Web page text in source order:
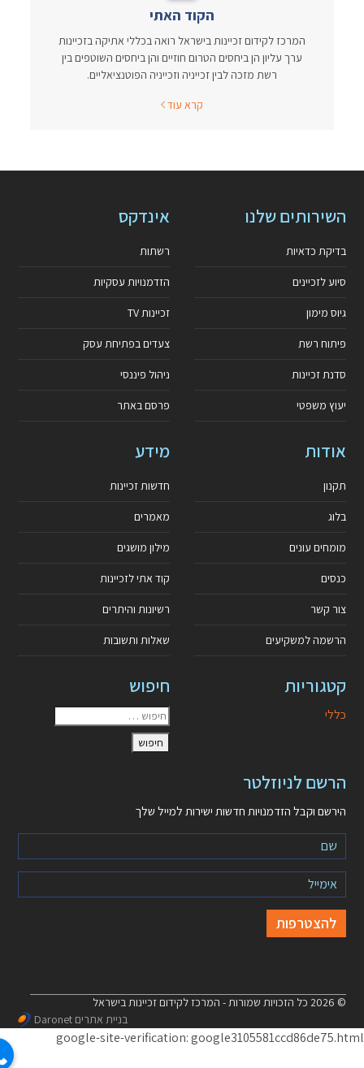
הקוד האתי
המרכז לקידום זכיינות בישראל רואה בכללי אתיקה בזכיינות
ערך עליון הן ביחסים הטרום חוזיים והן ביחסים השוטפים בין
רשת מזכה לבין זכייניה וזכייניה הפוטנציאליים.
קרא עוד
השירותים שלנו
בדיקת כדאיות
סיוע לזכיינים
גיוס מימון
פיתוח רשת
סדנת זכיינות
יעוץ משפטי
אינדקס
רשתות
הזדמנויות עסקיות
זכיינות TV
צעדים בפתיחת עסק
ניהול פיננסי
פרסם באתר
אודות
תקנון
בלוג
מומחים עונים
כנסים
צור קשר
הרשמה למשקיעים
מידע
חדשות זכיינות
מאמרים
מילון מושגים
קוד אתי לזכיינות
רשיונות והיתרים
שאלות ותשובות
קטגוריות
כללי
חיפוש
הרשם לניוזלטר
הירשם וקבל הזדמנויות חדשות ישירות למייל שלך
בניית אתרים Daronet
google-site-verification: